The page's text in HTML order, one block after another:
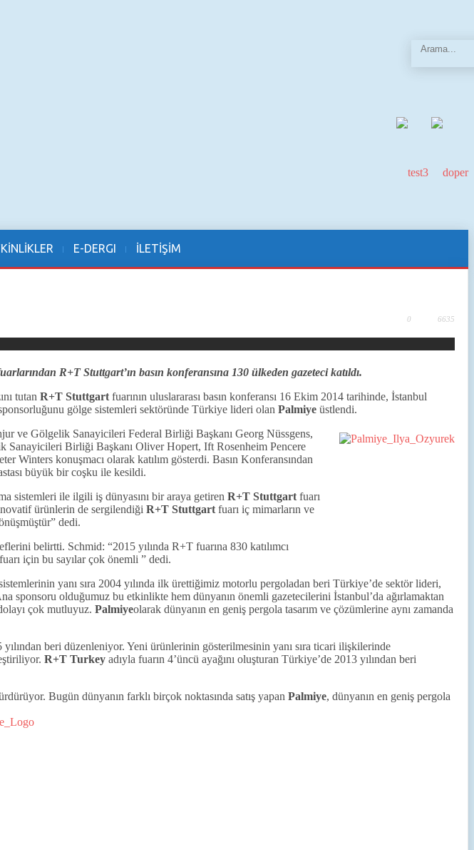
E-DERGI İLETİŞİM
0 6635
R+T Stuttgart’ın basın konferansına 130 ülkeden gazeteci katıldı.
tutan R+T Stuttgart fuarının uluslararası basın konferansı 16 Ekim 2014 tarihinde, İstanbul
gölge sistemleri sektöründe Türkiye lideri olan Palmiye üstlendi.
ve Gölgelik Sanayicileri Federal Birliği Başkanı Georg Nüssgens,
Birliği Başkanı Oliver Hopert, Ift Rosenheim Pencere
konuşmacı olarak katılım gösterdi. Basın Konferansından
büyük bir coşku ile kesildi.
sistemleri ile ilgili iş dünyasını bir araya getiren R+T Stuttgart fuarı
inovatif ürünlerin de sergilendiği R+T Stuttgart fuarı iç mimarların ve
dedi.
belirtti. Schmid: “2015 yılında R+T fuarına 830 katılımcı
fuarı için bu sayılar çok önemli ” dedi.
yanı sıra 2004 yılında ilk ürettiğimiz motorlu pergoladan beri Türkiye’de sektör lideri,
sponsoru olduğumuz bu etkinlikte hem dünyanın önemli gazetecilerini İstanbul’da ağırlamaktan
çok mutluyuz. Palmiyeolarak dünyanın en geniş pergola tasarım ve çözümlerine aynı zamanda
yılından beri düzenleniyor. Yeni ürünlerinin gösterilmesinin yanı sıra ticari ilişkilerinde
R+T Turkey adıyla fuarın 4’üncü ayağını oluşturan Türkiye’de 2013 yılından beri
Bugün dünyanın farklı birçok noktasında satış yapan Palmiye, dünyanın en geniş pergola